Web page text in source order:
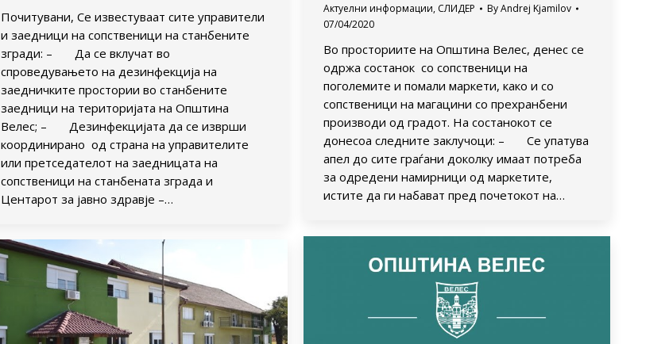
Почитувани, Се известуваат сите управители
и заедници на сопственици на станбените
згради: – Да се вклучат во
спроведувањето на дезинфекција на
заедничките простории во станбените
заедници на територијата на Општина
Велес; – Дезинфекцијата да се изврши
координирано од страна на управителите
или претседателот на заедницата на
сопственици на станбената зграда и
Центарот за јавно здравје –…
Актуелни информации, СЛИДЕР ByAndrej Kjamilov
07/04/2020
Во просториите на Општина Велес, денес се
одржа состанок со сопственици на
поголемите и помали маркети, како и со
сопственици на магацини со прехранбени
производи од градот. На состанокот се
донесоа следните заклучоци: – Се упатува
апел до сите граѓани доколку имаат потреба
за одредени намирници од маркетите,
истите да ги набават пред почетокот на…